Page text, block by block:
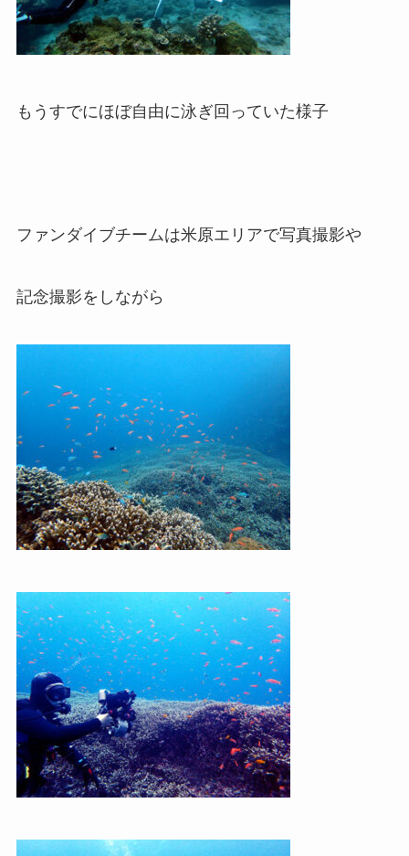
もうすでにほぼ自由に泳ぎ回っていた様子
ファンダイブチームは米原エリアで写真撮影や
記念撮影をしながら